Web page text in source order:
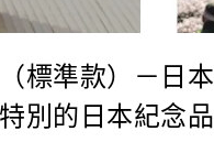
標準款）－日本
別的日本紀念品